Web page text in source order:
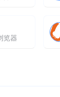
览器